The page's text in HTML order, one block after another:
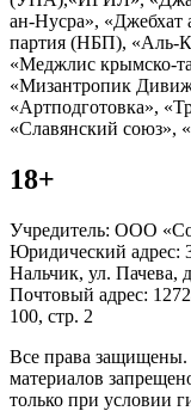
ан-Нусра», «Джебхат
партия (НБП), «Аль-
«Меджлис крымско-
«Мизантропик
«Артподготовка»,
«Славянский союз»,
18+
Учредитель: ООО
Юридический адрес:
Нальчик, ул. Пачева,
Почтовый адрес:
100, стр. 2
Все права защищены.
материалов
только при условии